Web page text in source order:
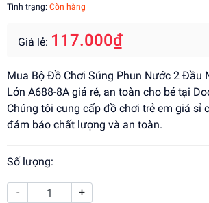
Tình trạng: Còn hàng
Giá lẻ: 117.000₫
Mua Bộ Đồ Chơi Súng Phun Nước 2 Đầu
Lớn A688-8A giá rẻ, an toàn cho bé tại
Chúng tôi cung cấp đồ chơi trẻ em giá sỉ
đảm bảo chất lượng và an toàn.
Số lượng:
- +